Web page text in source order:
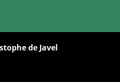
de Javel